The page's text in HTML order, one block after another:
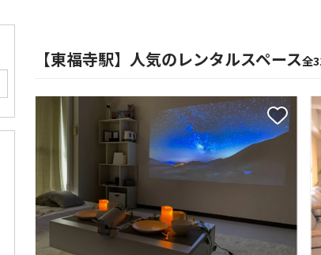
【東福寺駅】人気のレンタルスペース全